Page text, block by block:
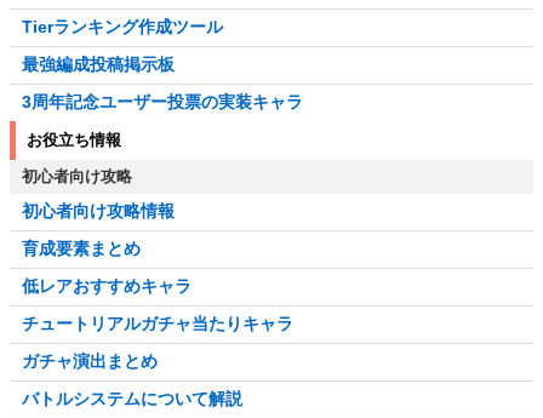
Tierランキング作成ツール
最強編成投稿掲示板
3周年記念ユーザー投票の実装キャラ
お役立ち情報
初心者向け攻略
初心者向け攻略情報
育成要素まとめ
低レアおすすめキャラ
チュートリアルガチャ当たりキャラ
ガチャ演出まとめ
バトルシステムについて解説